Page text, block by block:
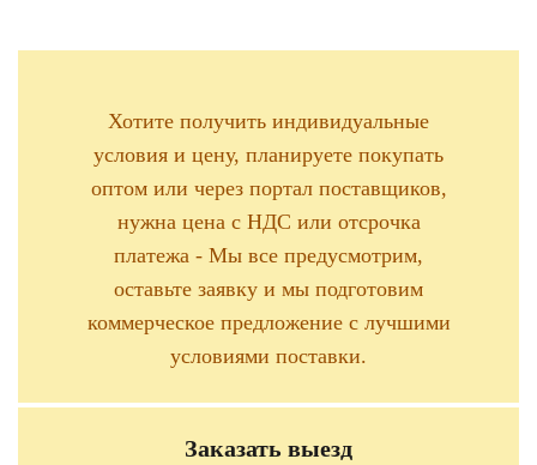
Хотите получить индивидуальные
условия и цену, планируете покупать
оптом или через портал поставщиков,
нужна цена с НДС или отсрочка
платежа - Мы все предусмотрим,
оставьте заявку и мы подготовим
коммерческое предложение с лучшими
условиями поставки.
Заказать выезд